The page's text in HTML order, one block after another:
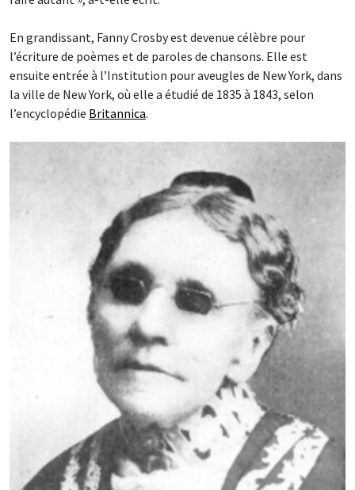
En grandissant, Fanny Crosby est devenue célèbre pour
l’écriture de poèmes et de paroles de chansons. Elle est
ensuite entrée à l’Institution pour aveugles de New York, dans
la ville de New York, où elle a étudié de 1835 à 1843, selon
l’encyclopédie Britannica.